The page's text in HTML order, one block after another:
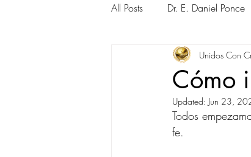
All Posts Dr. E. Daniel Ponce
Cómo
Unidos Con
Updated: Jun 23,
Todos
fe.